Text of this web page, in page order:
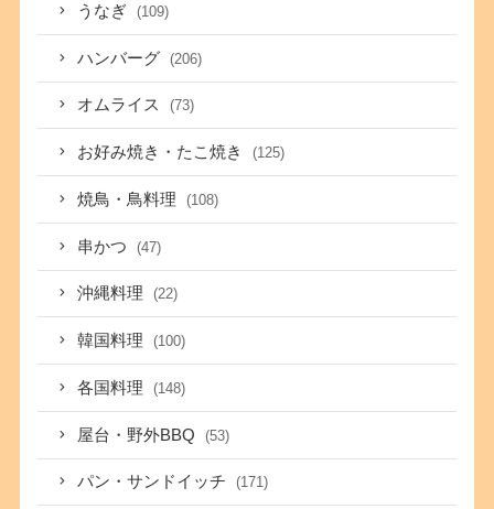
うなぎ (109)
ハンバーグ (206)
オムライス (73)
お好み焼き・たこ焼き (125)
焼鳥・鳥料理 (108)
串かつ (47)
沖縄料理 (22)
韓国料理 (100)
各国料理 (148)
屋台・野外BBQ (53)
パン・サンドイッチ (171)